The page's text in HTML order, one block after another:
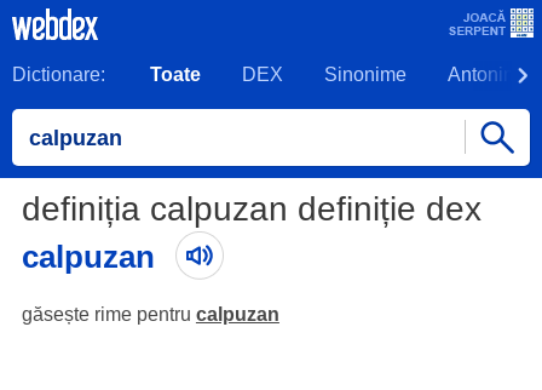
Dictionare: Toate DEX Sinonime Antonime
definiția calpuzan definiție dex
calpuzan
găsește rime pentru calpuzan